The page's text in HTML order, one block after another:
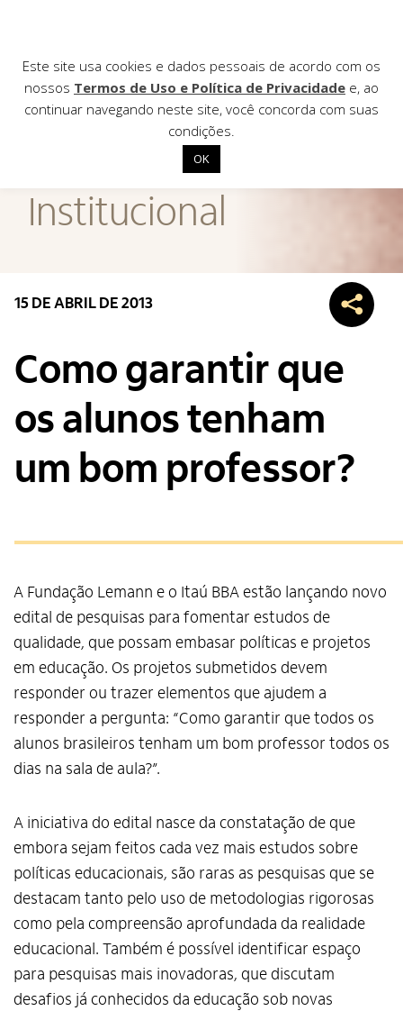
Institucional
Contato
Institucional
15 DE ABRIL DE 2013
Como garantir que
os alunos tenham
um bom professor?
A Fundação Lemann e o Itaú BBA estão lançando novo
edital de pesquisas para fomentar estudos de
qualidade, que possam embasar políticas e projetos
em educação. Os projetos submetidos devem
responder ou trazer elementos que ajudem a
responder a pergunta: “Como garantir que todos os
alunos brasileiros tenham um bom professor todos os
dias na sala de aula?”.
A iniciativa do edital nasce da constatação de que
embora sejam feitos cada vez mais estudos sobre
políticas educacionais, são raras as pesquisas que se
destacam tanto pelo uso de metodologias rigorosas
como pela compreensão aprofundada da realidade
educacional. Também é possível identificar espaço
para pesquisas mais inovadoras, que discutam
desafios já conhecidos da educação sob novas
Este site usa cookies e dados pessoais de acordo com os
nossos Termos de Uso e Política de Privacidade e, ao
continuar navegando neste site, você concorda com suas
condições.
OK